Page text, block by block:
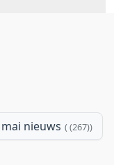
nieuws (267)